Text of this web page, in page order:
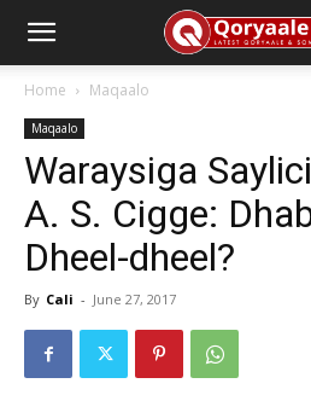
Home Maqaalo
Maqaalo
Waraysiga
A. S. Cigge:
Dheel-dheel?
By Cali - June 27, 2017